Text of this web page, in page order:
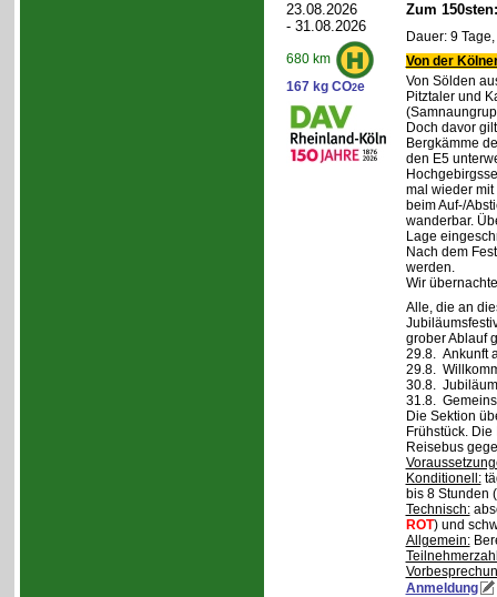
23.08.2026
- 31.08.2026
680 km
167 kg CO2e
Zum
Dauer: 9
Von der
Von Sölden
Pitztaler und
Doch davor
Bergkämme
den E5
mal wieder
beim Auf-/
wanderbar.
Lage
Nach dem
werden.
Wir
Alle, die an
grober Ablauf
29.8. Ankunft
29.8.
30.8.
31.8.
Die Sektion
Frühstück.
Reisebus
Konditionell:
bis 8 Stunden
Technisch:
ROT) und
Allgemein:
Anmeldung